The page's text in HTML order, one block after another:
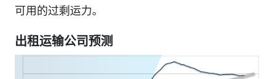
可用的过剩运力。
出租运输公司预测